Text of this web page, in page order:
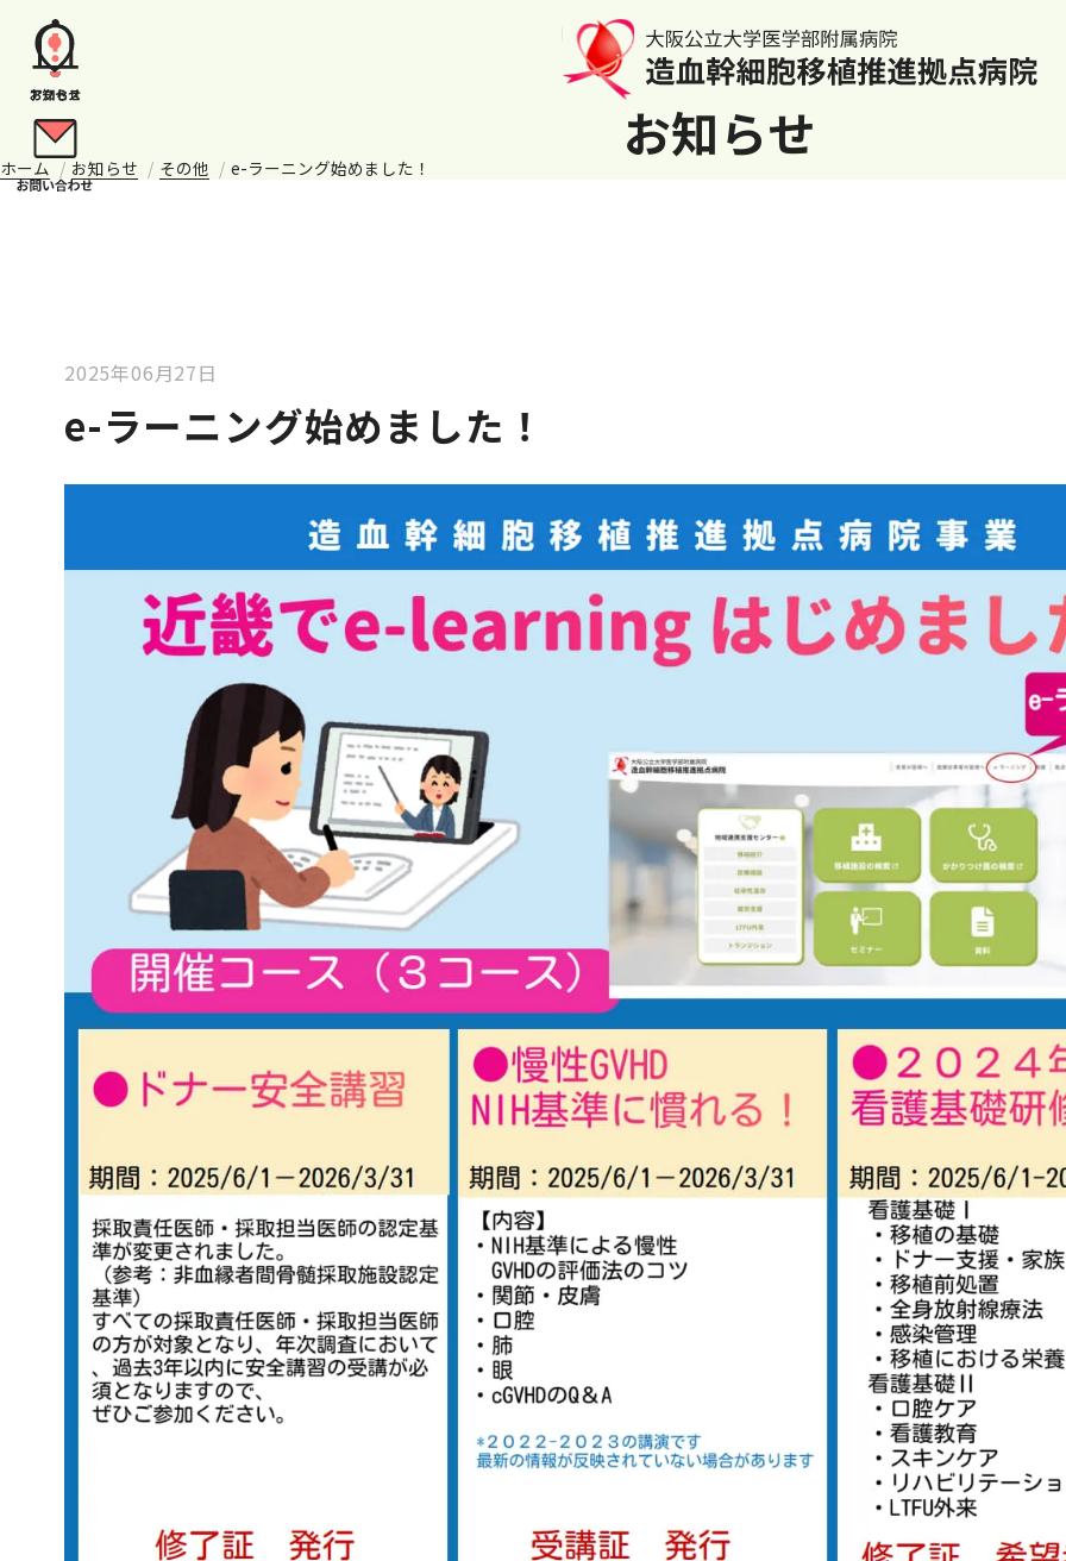
お知らせ
ホーム お知らせ その他 e-ラーニング始めました！
2025年06月27日
e-ラーニング始めました！